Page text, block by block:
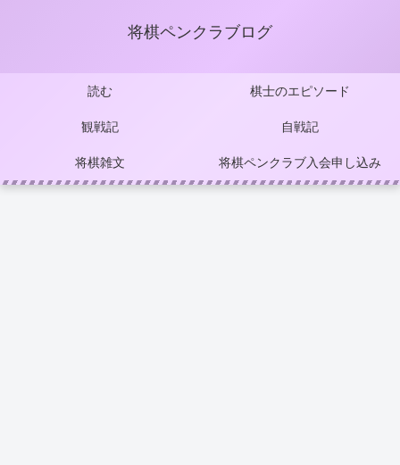
将棋ペンクラブログ
読む 棋士のエピソード
観戦記 自戦記
将棋雑文 将棋ペンクラブ入会申し込み